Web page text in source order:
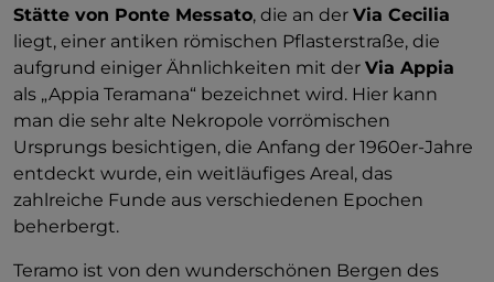
Stätte von Ponte Messato, die an der Via Cecilia
liegt, einer antiken römischen Pflasterstraße, die
aufgrund einiger Ähnlichkeiten mit der Via Appia
als „Appia Teramana“ bezeichnet wird. Hier kann
man die sehr alte Nekropole vorrömischen
Ursprungs besichtigen, die Anfang der 1960er-Jahre
entdeckt wurde, ein weitläufiges Areal, das
zahlreiche Funde aus verschiedenen Epochen
beherbergt.
Teramo ist von den wunderschönen Bergen des